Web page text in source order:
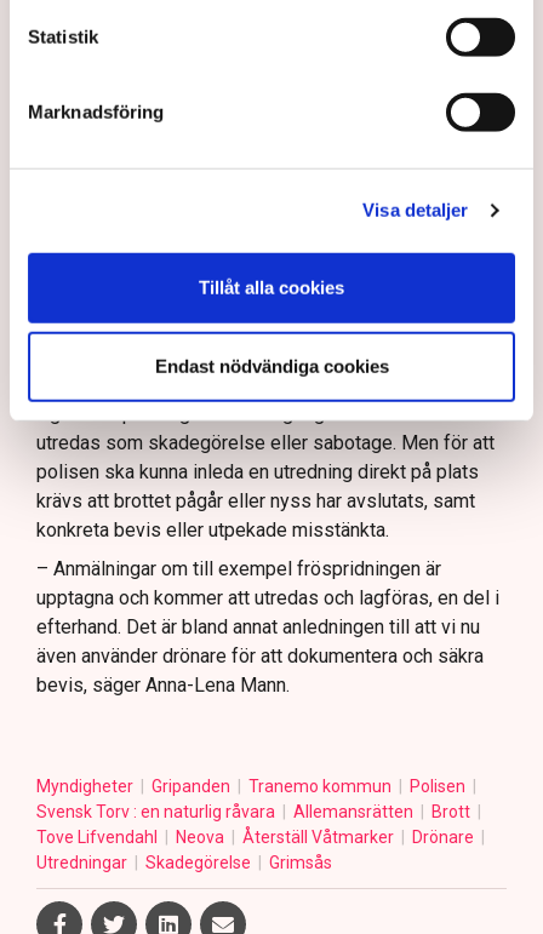
Statistik
Marknadsföring
Visa detaljer
Tillåt alla cookies
Endast nödvändiga cookies
navigera i den juridiska och moraliska komplexiteten i
frågan.
En sådan aspekt är att Grimsås mosse räknas juridiskt
grunden gäller på platsen. Men den rätten har sina
gränser.
– Demonstrationsrätten är grundlagsskyddad även på
Grimsås mosse, men den ger inte rätt att blockera
ekonomiska värden, säger Anna-Lena Mann.
utredas som skadegörelse eller sabotage. Men för att
polisen ska kunna inleda en utredning direkt på plats
krävs att brottet pågår eller nyss har avslutats, samt
konkreta bevis eller utpekade misstänkta.
– Anmälningar om till exempel fröspridningen är
upptagna och kommer att utredas och lagföras, en del i
efterhand. Det är bland annat anledningen till att vi nu
även använder drönare för att dokumentera och säkra
bevis, säger Anna-Lena Mann.
Myndigheter Gripanden Tranemo kommun
Polisen
Svensk Torv : en naturlig råvara
Allemansrätten
Brott
Tove Lifvendahl
Neova Återställ Våtmarker
Drönare
Utredningar
Skadegörelse Grimsås